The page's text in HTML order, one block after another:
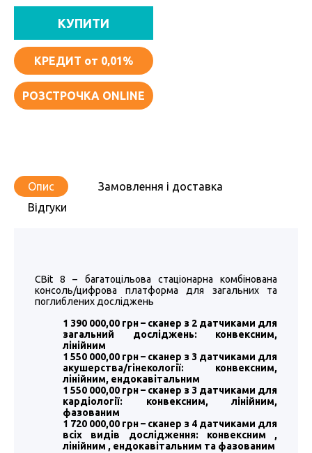
КУПИТИ
КРЕДИТ от 0,01%
РОЗСТРОЧКА ONLINE
Опис
Замовлення і доставка
Відгуки
CBit 8 – багатоцільова стаціонарна комбінована
консоль/цифрова платформа для загальних та
поглиблених досліджень
1 390 000,00 грн – сканер з 2 датчиками для
загальний досліджень: конвексним,
лінійним
1 550 000,00 грн – сканер з 3 датчиками для
акушерства/гінекології: конвексним,
лінійним, ендокавітальним
1 550 000,00 грн – сканер з 3 датчиками для
кардіології: конвексним, лінійним,
фазованим
1 720 000,00 грн – сканер з 4 датчиками для
всіх видів дослідження: конвексним ,
лінійним , ендокавітальним та фазованим